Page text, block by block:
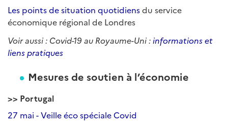
Les points de situation quotidiensdu service
économique régional de Londres
Voir aussi : Covid-19 au Royaume-Uni : informations et
liens pratiques
Mesures de soutien à l’économie
>> Portugal
27 mai - Veille éco spéciale Covid